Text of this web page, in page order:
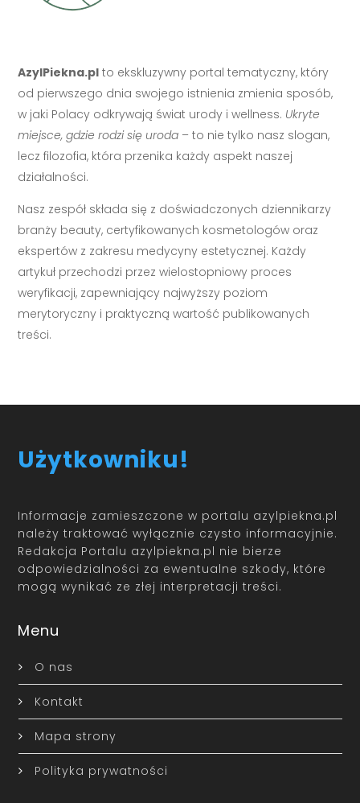
AzylPiekna.pl to ekskluzywny portal tematyczny, który
od pierwszego dnia swojego istnienia zmienia sposób,
w jaki Polacy odkrywają świat urody i wellness. Ukryte
miejsce, gdzie rodzi się uroda – to nie tylko nasz slogan,
lecz filozofia, która przenika każdy aspekt naszej
działalności.
Nasz zespół składa się z doświadczonych dziennikarzy
branży beauty, certyfikowanych kosmetologów oraz
ekspertów z zakresu medycyny estetycznej. Każdy
artykuł przechodzi przez wielostopniowy proces
weryfikacji, zapewniający najwyższy poziom
merytoryczny i praktyczną wartość publikowanych
treści.
Użytkowniku!
Informacje zamieszczone w portalu azylpiekna.pl
należy traktować wyłącznie czysto informacyjnie.
Redakcja Portalu azylpiekna.pl nie bierze
odpowiedzialności za ewentualne szkody, które
mogą wynikać ze złej interpretacji treści.
Menu
O nas
Kontakt
Mapa strony
Polityka prywatności